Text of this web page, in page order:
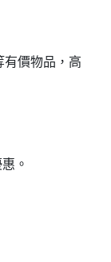
有價物品，高
。